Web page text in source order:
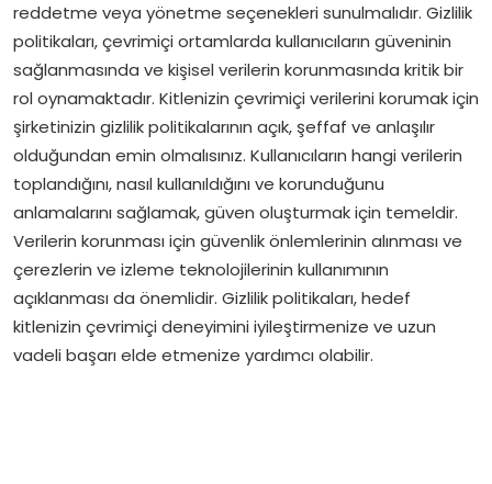
reddetme veya yönetme seçenekleri sunulmalıdır. Gizlilik
politikaları, çevrimiçi ortamlarda kullanıcıların güveninin
sağlanmasında ve kişisel verilerin korunmasında kritik bir
rol oynamaktadır. Kitlenizin çevrimiçi verilerini korumak için
şirketinizin gizlilik politikalarının açık, şeffaf ve anlaşılır
olduğundan emin olmalısınız. Kullanıcıların hangi verilerin
toplandığını, nasıl kullanıldığını ve korunduğunu
anlamalarını sağlamak, güven oluşturmak için temeldir.
Verilerin korunması için güvenlik önlemlerinin alınması ve
çerezlerin ve izleme teknolojilerinin kullanımının
açıklanması da önemlidir. Gizlilik politikaları, hedef
kitlenizin çevrimiçi deneyimini iyileştirmenize ve uzun
vadeli başarı elde etmenize yardımcı olabilir.